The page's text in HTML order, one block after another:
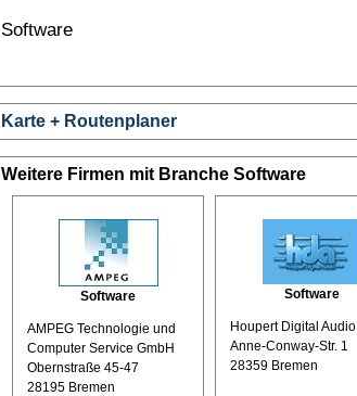
Software
Karte + Routenplaner
Weitere Firmen mit Branche Software
Software
AMPEG Technologie und
Computer Service GmbH
Obernstraße 45-47
28195 Bremen
Software
Houpert Digital Audio
Anne-Conway-Str. 1
28359 Bremen